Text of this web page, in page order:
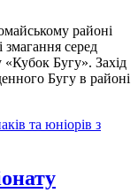
районі
змагання серед
«Кубок Бугу». Захід
Бугу в районі
та юніорів з